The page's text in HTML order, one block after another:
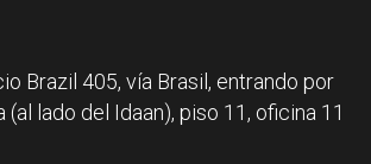
Brazil 405, vía Brasil, entrando por
(al lado del Idaan), piso 11, oficina 11